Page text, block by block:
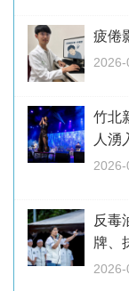
疲倦
竹北
人湧
反毒
牌、